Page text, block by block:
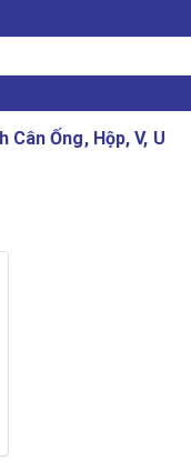
Cân Ống, Hộp, V, U